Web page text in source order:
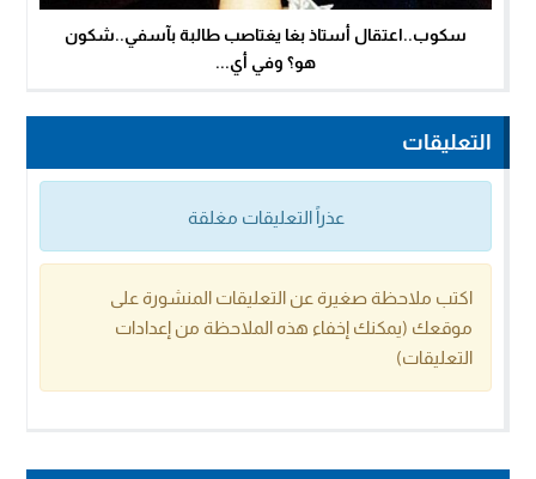
سكوب..اعتقال أستاذ بغا يغتاصب طالبة بآسفي..شكون
هو؟ وفي أي...
التعليقات
عذراً التعليقات مغلقة
اكتب ملاحظة صغيرة عن التعليقات المنشورة على
موقعك (يمكنك إخفاء هذه الملاحظة من إعدادات
التعليقات)